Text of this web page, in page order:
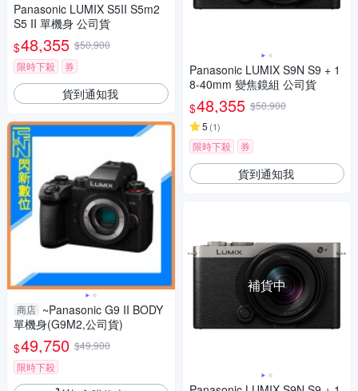
Panasonic LUMIX S5II S5m2
S5 II 單機身 公司貨
$48,355 $50,900
限時下殺
券
貨到通知我
商店 ~Panasonic G9 II BODY
單機身(G9M2,公司貨)
$49,750 $49,900
限時下殺
Panasonic LUMIX S9N S9 + 1
8-40mm 變焦鏡組 公司貨
$48,355 $50,900
5 (1)
限時下殺 券
貨到通知我
補貨中